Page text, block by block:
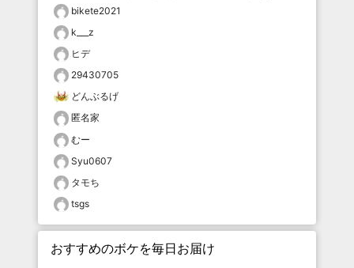
bikete2021
k___z
ヒデ
29430705
どんぶるげ
匿名家
むー
Syu0607
タモち
tsgs
おすすめのボケを毎日お届け